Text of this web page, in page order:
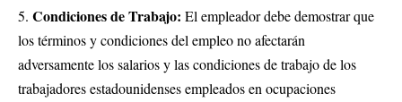
Condiciones de Trabajo: El empleador debe demostrar que
los términos y condiciones del empleo no afectarán
adversamente los salarios y las condiciones de trabajo de los
trabajadores estadounidenses empleados en ocupaciones